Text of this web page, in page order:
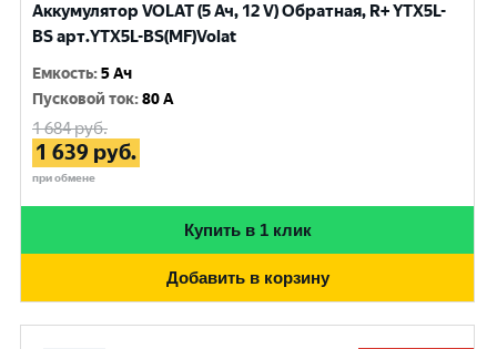
Аккумулятор VOLAT (5 Ач, 12 V) Обратная, R+ YTX5L-
BS арт.YTX5L-BS(MF)Volat
Емкость:5 Ач
Пусковой ток:80 A
1 684руб.
1 639 руб.
при обмене
Купить в 1 клик
Добавить в корзину